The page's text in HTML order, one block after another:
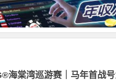
海棠湾巡游赛｜马年首战